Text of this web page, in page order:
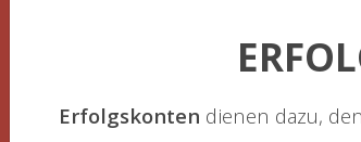
Erfolgskonten dienen dazu, den